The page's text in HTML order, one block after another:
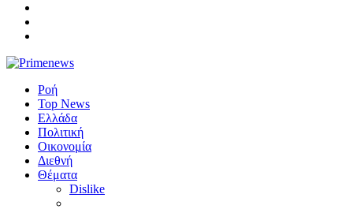
Ροή
Top News
Ελλάδα
Πολιτική
Οικονομία
Διεθνή
Θέματα
Dislike